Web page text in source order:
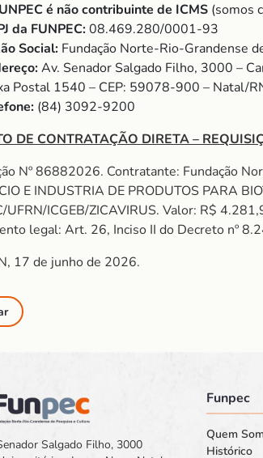
é não contribuinte de ICMS (somos
da FUNPEC:08.469.280/0001-93
Social: Fundação Norte-Rio-Grandense
Av. Senador Salgado Filho, 3000 –
Postal 1540 – CEP: 59078-900 – Natal/
(84) 3092-9200
DE CONTRATAÇÃO DIRETA –
Nº 86882026. Contratante: Fundação
E INDUSTRIA DE PRODUTOS PARA
UFRN/ICGEB/ZICAVIRUS. Valor: R$
legal: Art. 26, Inciso II do Decreto nº
17 de junho de 2026.
Salgado Filho, 3000
Funpec
Quem
Histórico